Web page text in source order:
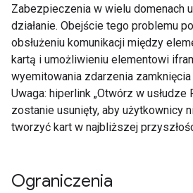
Zabezpieczenia w wielu domenach
działanie. Obejście tego problemu
obsłużeniu komunikacji między
kartą i umożliwieniu elementowi
wyemitowania zdarzenia zamknięcia
Uwaga: hiperlink „Otwórz w usłudze
zostanie usunięty, aby użytkownicy
tworzyć kart w najbliższej
Ograniczenia